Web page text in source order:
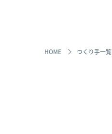
HOME つくり手一覧